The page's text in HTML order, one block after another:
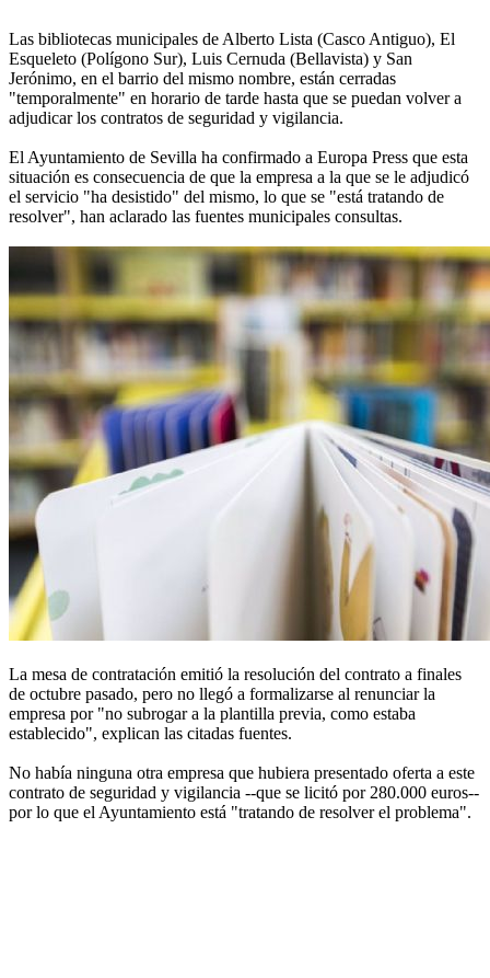
Las bibliotecas municipales de Alberto Lista (Casco Antiguo), El
Esqueleto (Polígono Sur), Luis Cernuda (Bellavista) y San
Jerónimo, en el barrio del mismo nombre, están cerradas
"temporalmente" en horario de tarde hasta que se puedan volver a
adjudicar los contratos de seguridad y vigilancia.
El Ayuntamiento de Sevilla ha confirmado a Europa Press que esta
situación es consecuencia de que la empresa a la que se le adjudicó
el servicio "ha desistido" del mismo, lo que se "está tratando de
resolver", han aclarado las fuentes municipales consultas.
La mesa de contratación emitió la resolución del contrato a finales
de octubre pasado, pero no llegó a formalizarse al renunciar la
empresa por "no subrogar a la plantilla previa, como estaba
establecido", explican las citadas fuentes.
No había ninguna otra empresa que hubiera presentado oferta a este
contrato de seguridad y vigilancia --que se licitó por 280.000 euros--
por lo que el Ayuntamiento está "tratando de resolver el problema".